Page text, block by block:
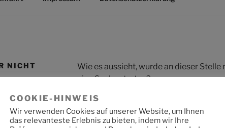
NICHT
Wie es aussieht, wurde an dieser
eine Suche starten?
Suche
nach:
COOKIE-HINWEIS
Wir verwenden Cookies auf unserer Website, um Ihnen
das relevanteste Erlebnis zu bieten, indem wir Ihre